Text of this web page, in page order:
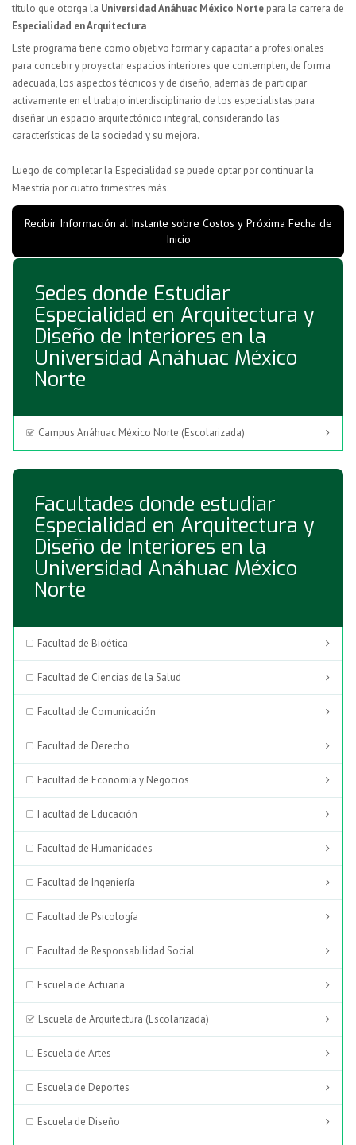
título que otorga la Universidad Anáhuac México Norte para la carrera de
Especialidad en Arquitectura
Este programa tiene como objetivo formar y capacitar a profesionales
para concebir y proyectar espacios interiores que contemplen, de forma
adecuada, los aspectos técnicos y de diseño, además de participar
activamente en el trabajo interdisciplinario de los especialistas para
diseñar un espacio arquitectónico integral, considerando las
características de la sociedad y su mejora.
Luego de completar la Especialidad se puede optar por continuar la
Maestría por cuatro trimestres más.
Recibir Información al Instante sobre Costos y Próxima Fecha de
Inicio
Sedes donde Estudiar
Especialidad en Arquitectura y
Diseño de Interiores en la
Universidad Anáhuac México
Norte
Campus Anáhuac México Norte (Escolarizada)
Facultades donde estudiar
Especialidad en Arquitectura y
Diseño de Interiores en la
Universidad Anáhuac México
Norte
Facultad de Bioética
Facultad de Ciencias de la Salud
Facultad de Comunicación
Facultad de Derecho
Facultad de Economía y Negocios
Facultad de Educación
Facultad de Humanidades
Facultad de Ingeniería
Facultad de Psicología
Facultad de Responsabilidad Social
Escuela de Actuaría
Escuela de Arquitectura (Escolarizada)
Escuela de Artes
Escuela de Deportes
Escuela de Diseño